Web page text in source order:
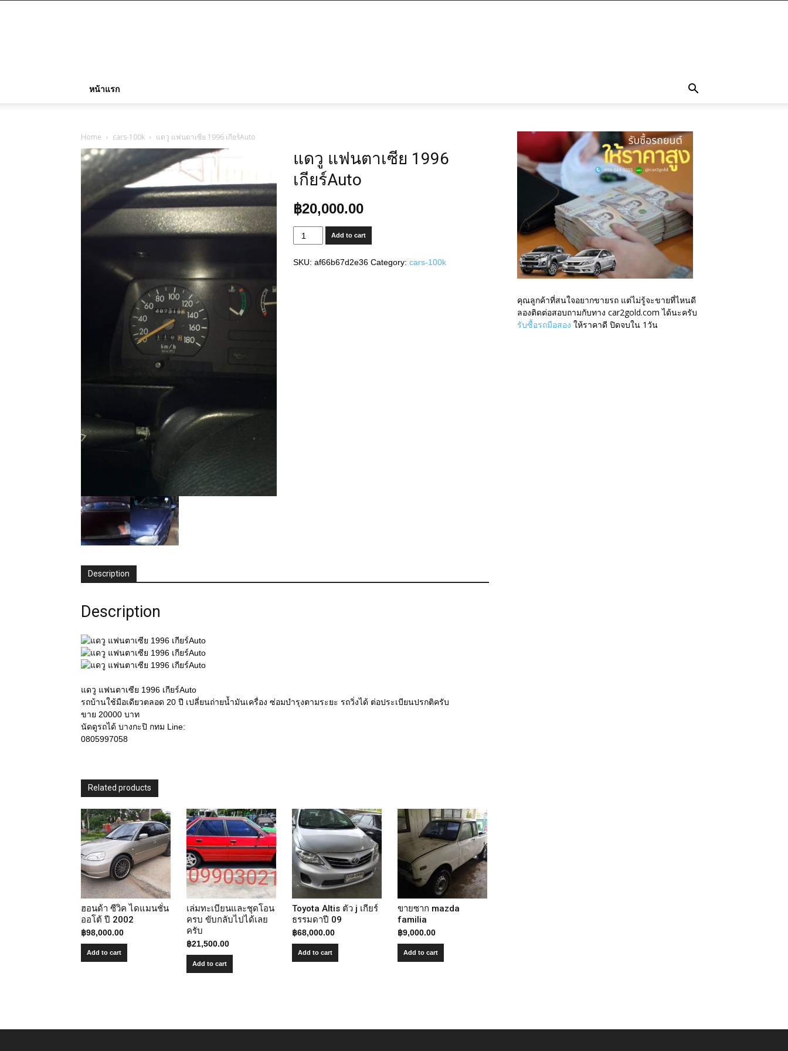
หน้าแรก
Home cars-100k แดวู แฟนตาเซีย 1996 เกียร์Auto
แดวู แฟนตาเซีย 1996
เกียร์Auto
฿20,000.00
แดวู
แฟน
Add to cart
SKU: af66b67d2e36 Category: cars-100k
Description
Description
แดวู แฟนตาเซีย 1996 เกียร์Auto
รถบ้านใช้มือเดียวตลอด 20 ปี เปลี่ยนถ่ายน้ำมันเครื่อง ซ่อมบำรุงตามระยะ รถวิ่งได้ ต่อประเบียนปรกติครับ
ขาย 20000 บาท
นัดดูรถได้ บางกะปิ กทม Line:
0805997058
Related products
ฮอนด้า ซีวิค ไดแมนชั่น
ออโต้ ปี 2002
฿98,000.00
Add to cart
เล่มทะเบียนและชุดโอน
ครบ ขับกลับไปได้เลย
ครับ
฿21,500.00
Add to cart
Toyota Altis ตัว j เกียร์
ธรรมดาปี 09
฿68,000.00
Add to cart
ขายซาก mazda
familia
฿9,000.00
Add to cart
คุณลูกค้าที่สนใจอยากขายรถ แต่ไม่รู้จะขายที่ไหนดี
ลองติดต่อสอบถามกับทาง car2gold.com ได้นะครับ
รับซื้อรถมือสอง ให้ราคาดี ปิดจบใน 1วัน